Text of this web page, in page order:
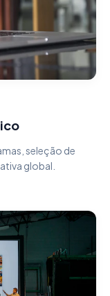
seleção de
global.